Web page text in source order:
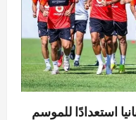
استعدادًا للموسم